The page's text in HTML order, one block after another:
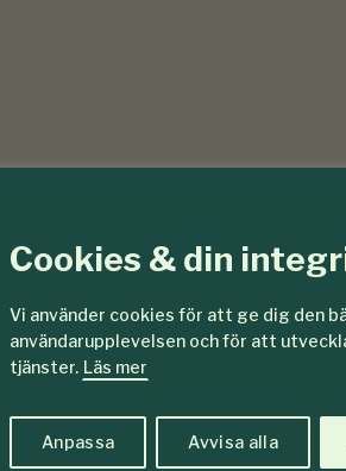
Cookies & din
Vi använder cookies för att ge dig den
användarupplevelsen och för att
tjänster. Läs mer
Anpassa Avvisa alla